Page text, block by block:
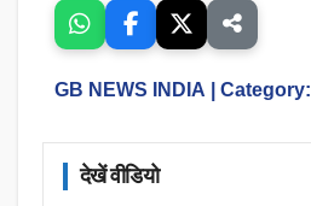
GB NEWS INDIA | Category:
देखें वीडियो